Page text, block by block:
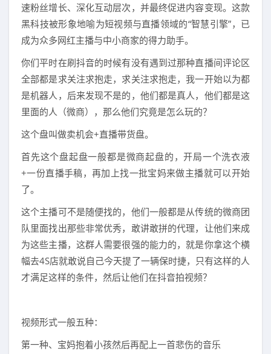
速粉丝增长、深化互动层次，并最终促进内容变现。这款
黑科技被形象地喻为短视频与直播领域的“智慧引擎”，已
成为众多网红主播与中小商家的得力助手。
你们平时在刷抖音的时候有没有遇到过那种直播间评论区
全部都是求关注求抱走，求关注求抱走，我一开始以为都
是机器人，后来发现不是的，他们都是真人，他们都是这
里面的人（微商），那么他们究竟是怎么玩的？
这个盘叫做卖机会+直播带货盘。
首先这个盘起盘一般都是微商起盘的，开局一个洗衣液
+一份直播手稿，再加上找一批宝妈来做主播就可以开始
了。
这个主播可不是随便找的，他们一般都是从传统的微商团
队里面找出那些非常优秀，敢讲敢拼的代理，让他们来成
为这些主播，这群人需要很强的能力的，就是你拿这个横
幅去4S店就敢说自己今天提了一辆保时捷，只有这样的人
才满足这样的条件，然后让他们在抖音拍视频？
视频形式一般五种：
第一种、宝妈抱着小孩然后再配上一首悲伤的音乐